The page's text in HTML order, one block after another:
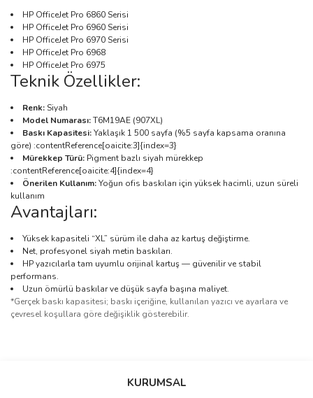
HP OfficeJet Pro 6860 Serisi
HP OfficeJet Pro 6960 Serisi
HP OfficeJet Pro 6970 Serisi
HP OfficeJet Pro 6968
HP OfficeJet Pro 6975
Teknik Özellikler:
Renk:Siyah
Model Numarası:T6M19AE (907XL)
Baskı Kapasitesi:Yaklaşık 1 500 sayfa (%5 sayfa kapsama oranına
göre) :contentReference[oaicite:3]{index=3}
Mürekkep Türü: Pigment bazlı siyah mürekkep
:contentReference[oaicite:4]{index=4}
Önerilen Kullanım:Yoğun ofis baskıları için yüksek hacimli, uzun süreli
kullanım
Avantajları:
Yüksek kapasiteli “XL” sürüm ile daha az kartuş değiştirme.
Net, profesyonel siyah metin baskıları.
HP yazıcılarla tam uyumlu orijinal kartuş — güvenilir ve stabil
performans.
Uzun ömürlü baskılar ve düşük sayfa başına maliyet.
*Gerçek baskı kapasitesi; baskı içeriğine, kullanılan yazıcı ve ayarlara ve
çevresel koşullara göre değişiklik gösterebilir.
Bu ürüne ilk yorumu siz yapın!
KURUMSAL